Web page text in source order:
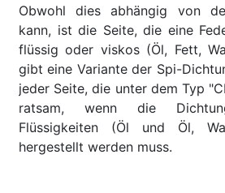
Obwohl dies abhängig von
kann, ist die Seite, die eine
flüssig oder viskos (Öl, Fett,
gibt eine Variante der Spi-
jeder Seite, die unter dem Typ
ratsam, wenn die
Flüssigkeiten (Öl und Öl,
hergestellt werden muss.